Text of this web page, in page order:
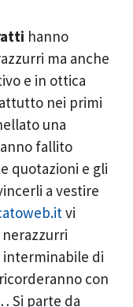
hanno
ma anche
e in ottica
nei primi
una
fallito
quotazioni e gli
a vestire
vi
interminabile di
con
Si parte da